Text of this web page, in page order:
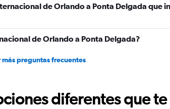
de Orlando a Ponta Delgada que
de Orlando a Ponta Delgada?
más preguntas frecuentes
diferentes que